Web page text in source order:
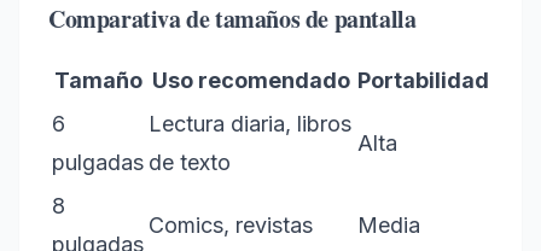
Comparativa de tamaños de pantalla
Tamaño Uso recomendado Portabilidad
6
pulgadas
Lectura diaria, libros
de texto
Alta
8
pulgadas
Comics, revistas Media